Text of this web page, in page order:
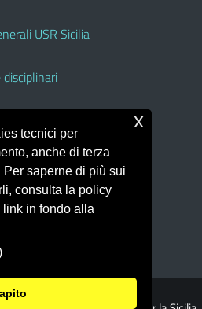
USR Sicilia
della Sicilia
tecnici per
anche di terza
Per saperne di più sui
consulta la policy
in fondo alla
x